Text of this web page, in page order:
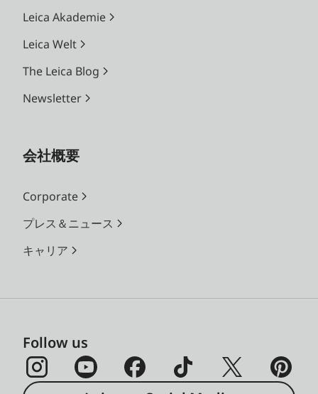
Leica Akademie
Leica Welt
The Leica Blog
Newsletter
会社概要
Corporate
プレス＆ニュース
キャリア
Follow us